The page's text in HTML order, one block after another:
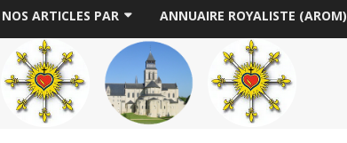
to
NOS ARTICLES PAR
THÉME
AUTEUR
ANNUAIRE ROYALISTE (AROM)